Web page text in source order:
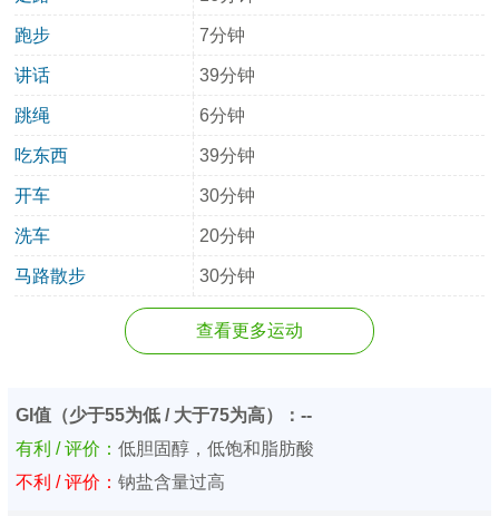
跑步 7分钟
讲话 39分钟
跳绳 6分钟
吃东西 39分钟
开车 30分钟
洗车 20分钟
马路散步 30分钟
查看更多运动
GI值（少于55为低 / 大于75为高）：--
有利 / 评价： 低胆固醇，低饱和脂肪酸
不利 / 评价： 钠盐含量过高